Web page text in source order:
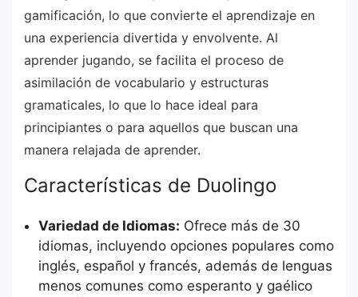
gamificación, lo que convierte el aprendizaje en
una experiencia divertida y envolvente. Al
aprender jugando, se facilita el proceso de
asimilación de vocabulario y estructuras
gramaticales, lo que lo hace ideal para
principiantes o para aquellos que buscan una
manera relajada de aprender.
Características de Duolingo
Variedad de Idiomas: Ofrece más de 30
idiomas, incluyendo opciones populares como
inglés, español y francés, además de lenguas
menos comunes como esperanto y gaélico